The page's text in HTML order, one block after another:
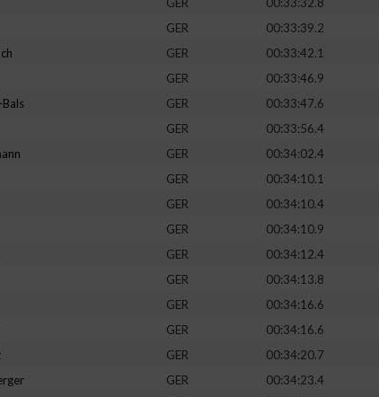
GER
00:33:39.2
GER
00:33:42.1
GER
00:33:46.9
GER
00:33:47.6
GER
00:33:56.4
GER
00:34:02.4
GER 00:34:10.1
GER
00:34:10.4
GER
00:34:10.9
GER
00:34:12.4
GER
00:34:13.8
GER
00:34:16.6
GER
00:34:16.6
GER
00:34:20.7
GER
00:34:23.4
von Daten aus